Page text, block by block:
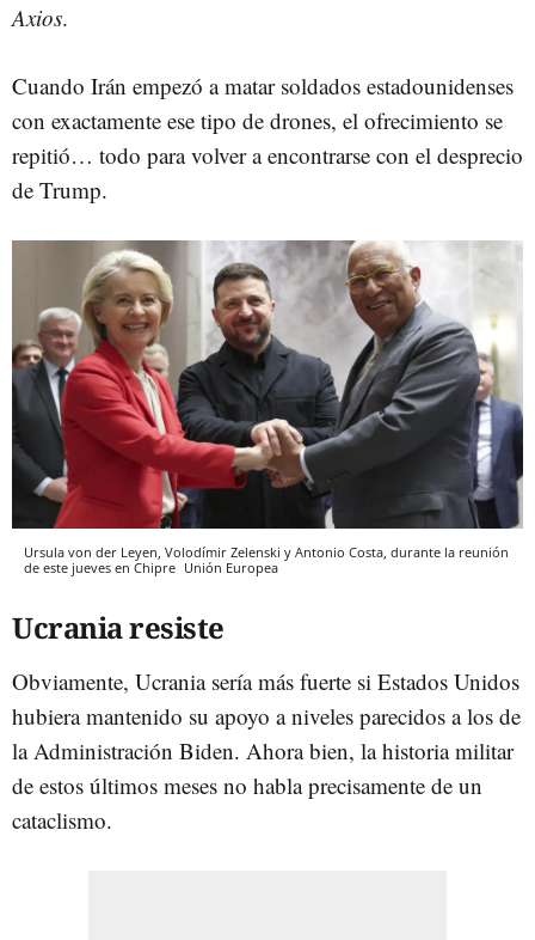
Axios.
Cuando Irán empezó a matar soldados estadounidenses
con exactamente ese tipo de drones, el ofrecimiento se
repitió… todo para volver a encontrarse con el desprecio
de Trump.
Ursula von der Leyen, Volodímir Zelenski y Antonio Costa, durante la reunión
de este jueves en Chipre Unión Europea
Ucrania resiste
Obviamente, Ucrania sería más fuerte si Estados Unidos
hubiera mantenido su apoyo a niveles parecidos a los de
la Administración Biden. Ahora bien, la historia militar
de estos últimos meses no habla precisamente de un
cataclismo.